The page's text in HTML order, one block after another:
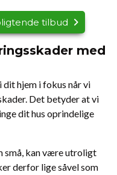
tilbud
med
dit hjem i fokus når vi
Det betyder at vi
dit hus oprindelige
små, kan være utroligt
derfor lige såvel som